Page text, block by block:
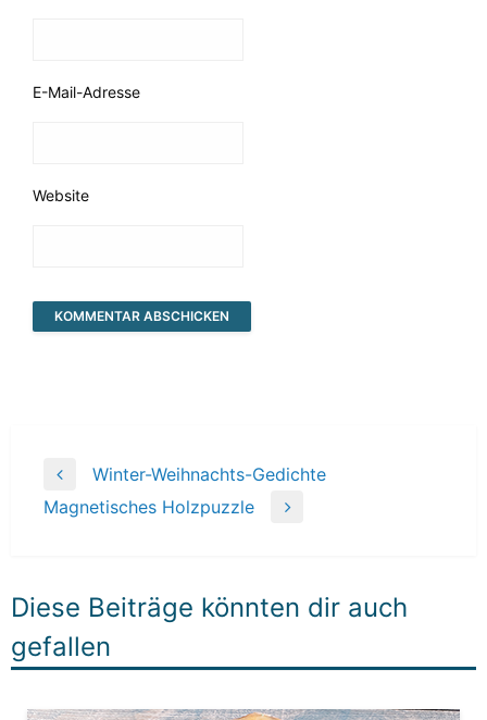
E-Mail-Adresse
Website
Beitragsnavigation
Previous
Post
Winter-Weihnachts-Gedichte
Next
Magnetisches Holzpuzzle
Diese Beiträge könnten dir auch
gefallen